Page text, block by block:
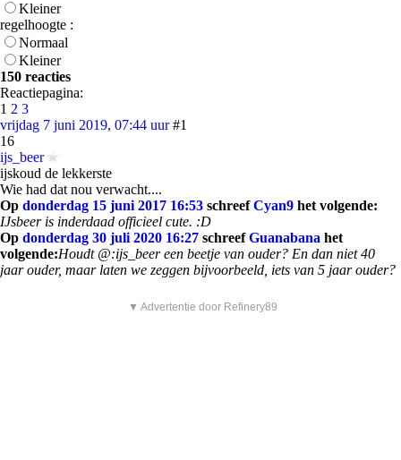
Kleiner
regelhoogte :
Normaal
Kleiner
150 reacties
Reactiepagina:
1 2 3
vrijdag 7 juni 2019, 07:44 uur #1
16
ijs_beer
ijskoud de lekkerste
Wie had dat nou verwacht....
Op donderdag 15 juni 2017 16:53 schreefCyan9 het volgende:
IJsbeer is inderdaad officieel cute. :D
Op donderdag 30 juli 2020 16:27 schreefGuanabana het
volgende:Houdt @:ijs_beer een beetje van ouder? En dan niet 40
jaar ouder, maar laten we zeggen bijvoorbeeld, iets van 5 jaar ouder?
▼ Advertentie door Refinery89